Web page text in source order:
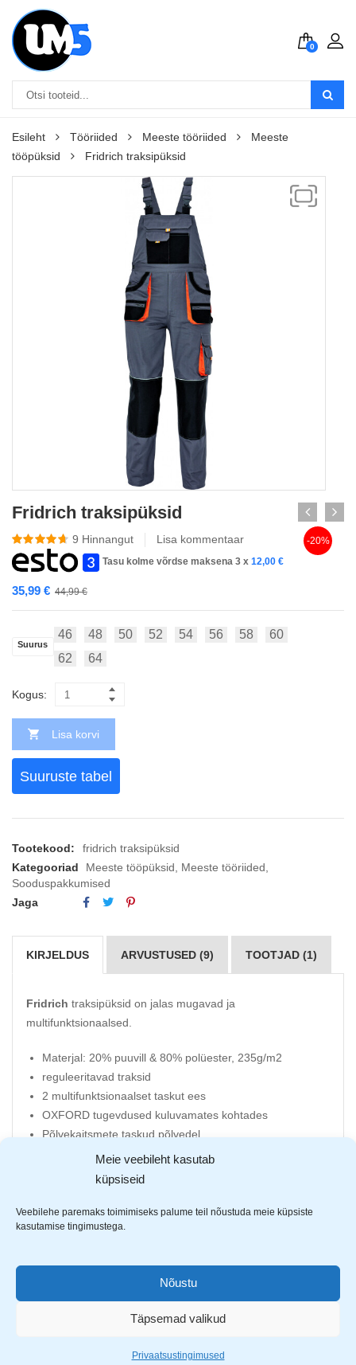
Meie veebileht kasutab
küpsiseid
Veebilehe paremaks toimimiseks palume teil nõustuda meie küpsiste
kasutamise tingimustega.
Nõustu
Täpsemad valikud
Privaatsustingimused
0
Esileht Tööriided Meeste tööriided
Meeste
tööpüksid
Fridrich traksipüksid
Fridrich traksipüksid
9 Hinnangut Lisa kommentaar
Tasu kolme võrdse maksena 3 x 12,00 €
44,99€
35,99 €
-20%
Suurus
46 48 50 52 54 56 58
60
62
64
Kogus:
Lisa korvi
Suuruste tabel
Tootekood:
fridrich traksipüksid
Kategooriad
Meeste tööpüksid Meeste tööriided
Sooduspakkumised
Jaga
KIRJELDUS ARVUSTUSED (9) TOOTJAD (1)
Fridrich traksipüksid on jalas mugavad ja
multifunktsionaalsed.
Materjal: 20% puuvill & 80% polüester, 235g/m2
reguleeritavad traksid
2 multifunktsionaalset taskut ees
OXFORD tugevdused kuluvamates kohtades
Põlvekaitsmete taskud põlvedel
1 suur tasku rinnal
1 tasku küljepeal
AVASTA SARNASEID TOOTEID